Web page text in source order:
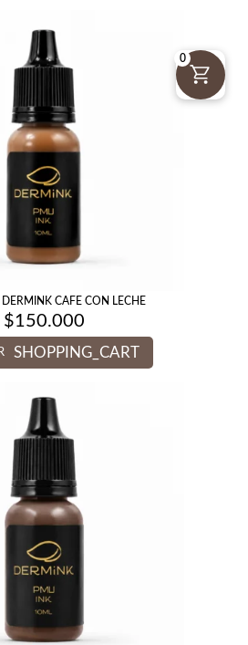
CAFE CON LECHE
$150.000
SHOPPING_CART
0